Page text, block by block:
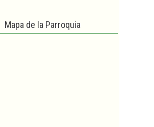
Mapa de la Parroquia